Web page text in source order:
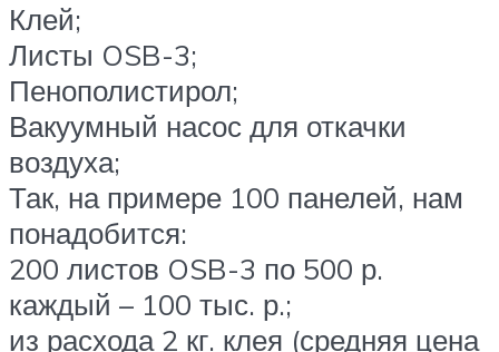
Клей;
Листы OSB-3;
Пенополистирол;
Вакуумный насос для откачки
воздуха;
Так, на примере 100 панелей, нам
понадобится:
200 листов OSB-3 по 500 р.
каждый – 100 тыс. р.;
из расхода 2 кг. клея (средняя цена